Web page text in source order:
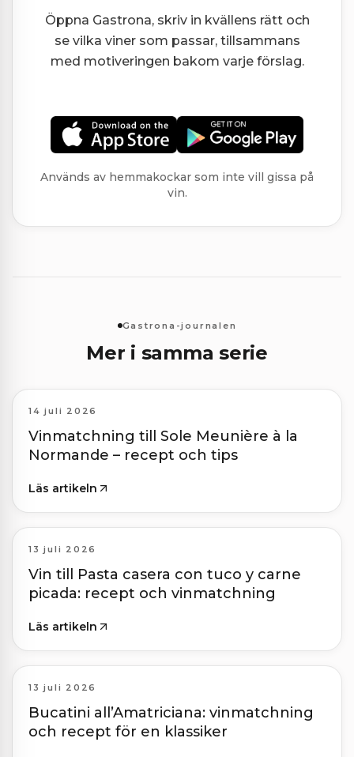
Öppna Gastrona, skriv in kvällens rätt och
se vilka viner som passar, tillsammans
med motiveringen bakom varje förslag.
Används av hemmakockar som inte vill gissa på
vin.
Gastrona-journalen
Mer i samma serie
14 juli 2026
Vinmatchning till Sole Meunière à la
Normande – recept och tips
Läs artikeln
13 juli 2026
Vin till Pasta casera con tuco y carne
picada: recept och vinmatchning
Läs artikeln
13 juli 2026
Bucatini all’Amatriciana: vinmatchning
och recept för en klassiker